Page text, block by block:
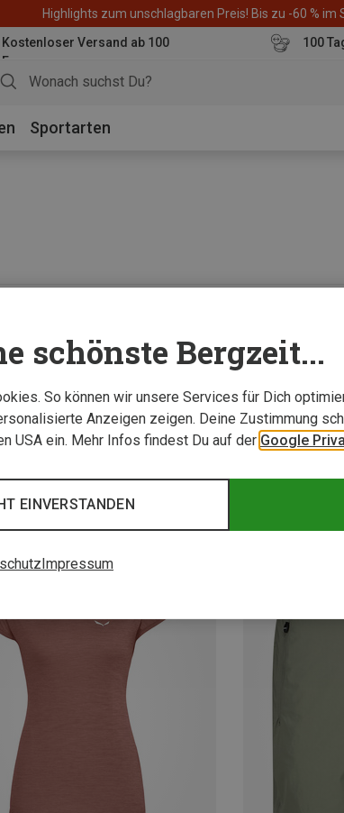
Highlights zum unschlagbaren Preis! Bis zu -60 % im
Kostenloser Versand ab 100
Euro
100
Sportarten
schönste Bergzeit...
So können wir unsere Services für Dich
Anzeigen zeigen. Deine Zustimmung
USA ein. Mehr Infos findest Du auf der Google
EINVERSTANDEN
Impressum